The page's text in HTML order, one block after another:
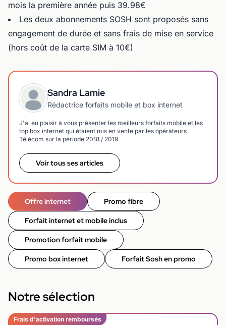
mois la première année puis 39.98€
Les deux abonnements SOSH sont proposés sans
engagement de durée et sans frais de mise en service
(hors coût de la carte SIM à 10€)
Sandra Lamie
Rédactrice forfaits mobile et box internet
J'ai eu plaisir à vous présenter les meilleurs forfaits mobile et les
top box internet qui étaient mis en vente par les opérateurs
Télécom sur la période 2018 / 2019.
Voir tous ses articles
Offre internet Promo fibre
Forfait internet et mobile inclus
Promotion forfait mobile
Promo box internet Forfait Sosh en promo
Notre sélection
Frais d'activation remboursés